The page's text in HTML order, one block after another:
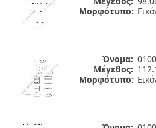
Μορφότυπο:
Όνομα:
Μέγεθος:
Μορφότυπο: